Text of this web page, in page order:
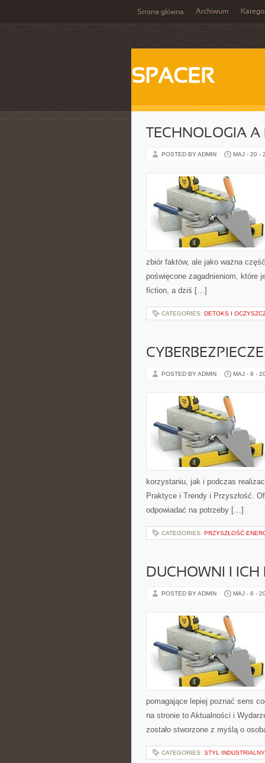
Strona główna Archiwum
SPACER
TECHNOLOGIA A
POSTED BY ADMIN MAJ - 20 -
zbiór faktów, ale jako ważna
poświęcone zagadnieniom, które
fiction, a dziś […]
CATEGORIES: DETOKS I
POSTED BY ADMIN MAJ - 8 -
korzystaniu, jak i podczas
Praktyce i Trendy i Przyszłość.
odpowiadać na potrzeby […]
CATEGORIES: PRZYSZŁOŚĆ
DUCHOWNI I ICH
POSTED BY ADMIN MAJ - 6 -
pomagające lepiej poznać sens
na stronie to Aktualności i
zostało stworzone z myślą o
CATEGORIES: STYL